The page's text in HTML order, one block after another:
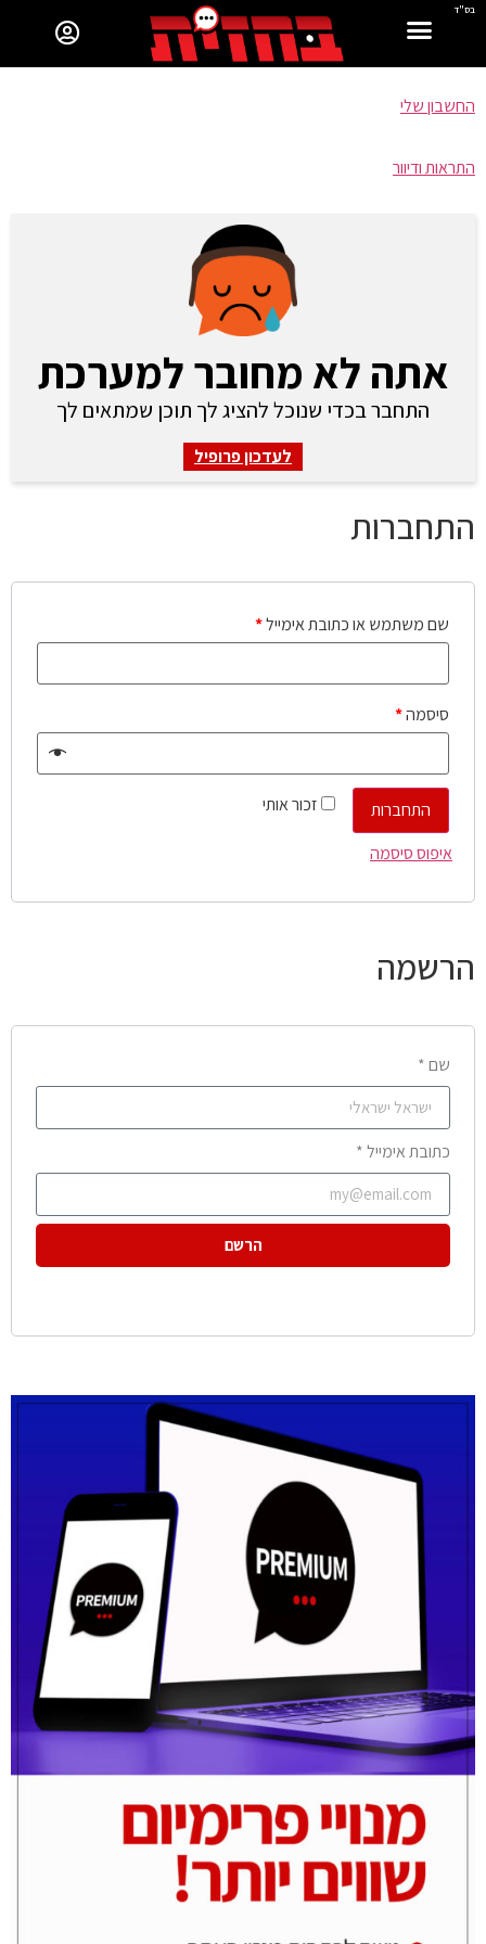
בס"ד
החשבון שלי
התראות ודיוור
אתה לא מחובר למערכת
התחבר בכדי שנוכל להציג לך תוכן שמתאים לך
לעדכון פרופיל
התחברות
שם משתמש או כתובת אימייל*
סיסמה*
זכור אותי
התחברות
איפוס סיסמה
הרשמה
שם *
כתובת אימייל *
הרשם